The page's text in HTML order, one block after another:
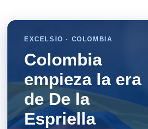
EXCELSIO · COLOMBIA
Colombia
empieza la era
de De la
Espriella